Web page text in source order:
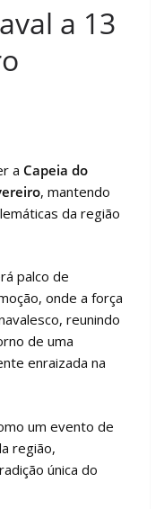
a 13
a Capeia do
, mantendo
da região
palco de
onde a força
reunindo
de uma
enraizada na
um evento de
região,
única do